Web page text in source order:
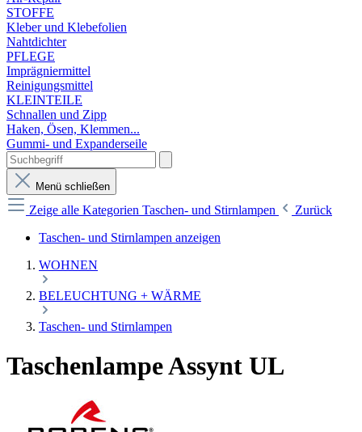
STOFFE
Kleber und Klebefolien
Nahtdichter
PFLEGE
Imprägniermittel
Reinigungsmittel
KLEINTEILE
Schnallen und Zipp
Haken, Ösen, Klemmen...
Gummi- und Expanderseile
Menü schließen
Zeige alle Kategorien Taschen- und Stirnlampen
Zurück
Taschen- und Stirnlampen anzeigen
WOHNEN
BELEUCHTUNG + WÄRME
Taschen- und Stirnlampen
Taschenlampe Assynt UL